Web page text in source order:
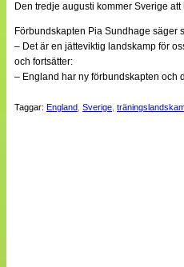
Bloggar
Lagen
Webb-TV
Cuper
Medlemsbilder
Till klubbkassan
Split vision
Den tredje augusti kommer Sverige
Förbundskapten Pia Sundhage säger
– Det är en jätteviktig landskamp för
och fortsätter:
– England har ny förbundskapten och
Taggar: England Sverige